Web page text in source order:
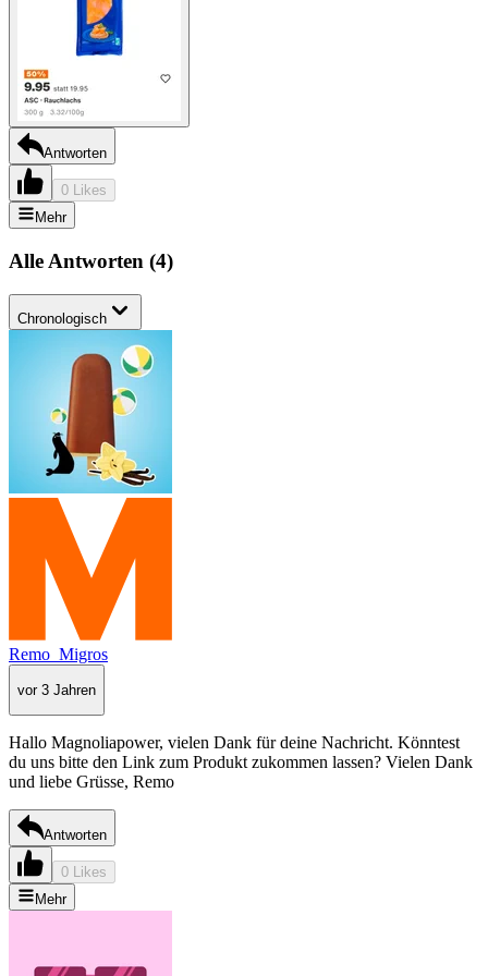
Antworten
0 Likes
Mehr
Alle Antworten (4)
Chronologisch
Remo_Migros
vor 3 Jahren
Hallo Magnoliapower, vielen Dank für deine Nachricht. Könntest
du uns bitte den Link zum Produkt zukommen lassen? Vielen Dank
und liebe Grüsse, Remo
Antworten
0 Likes
Mehr